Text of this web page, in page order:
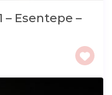
– Esentepe –